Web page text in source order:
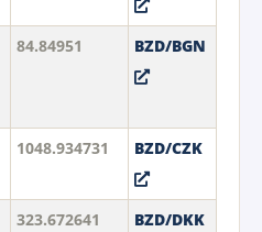
84.84951 BZD/BGN
1048.934731 BZD/CZK
323.672641 BZD/DKK